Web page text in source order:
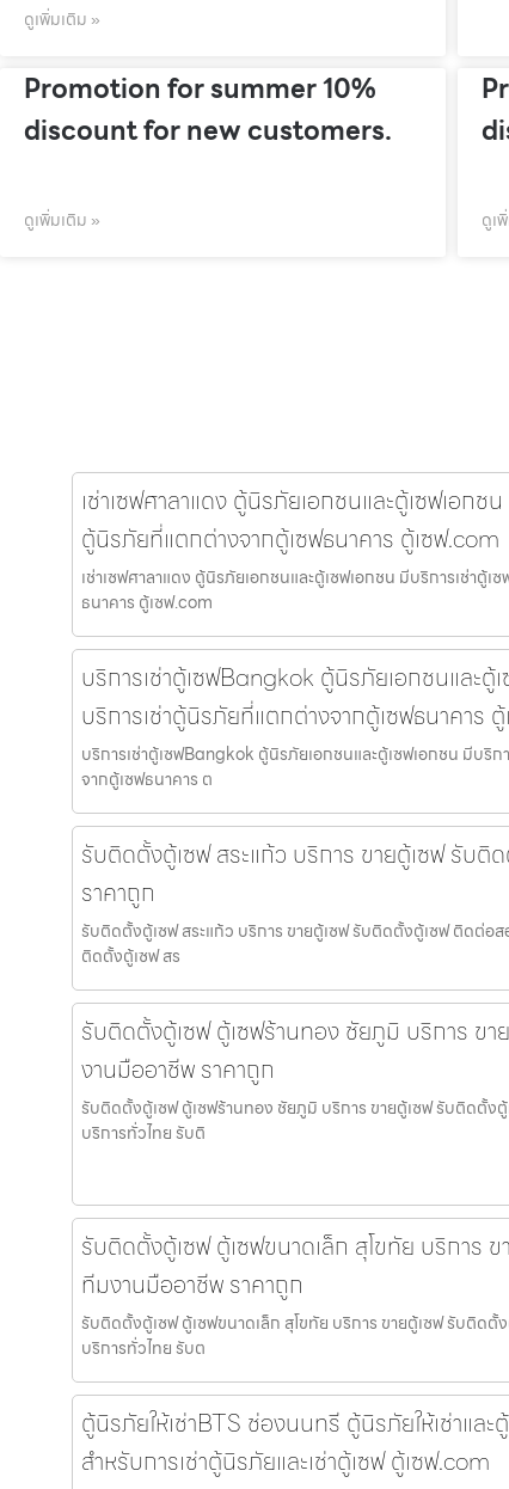
ดูเพิ่มเติม »
Promotion for summer 10%
discount for new customers.
ดูเพิ่มเติม » ดูเ
เช่าเซฟศาลาแดง ตู้นิรภัยเอกชนและตู้เซฟเอกช
ตู้นิรภัยที่แตกต่างจากตู้เซฟธนาคาร ตู้เซฟ.com
เช่าเซฟศาลาแดง ตู้นิรภัยเอกชนและตู้เซฟเอกชน มีบริการเช่าตู้
ธนาคาร ตู้เซฟ.com
บริการเช่าตู้เซฟBangkok ตู้นิรภัยเอกชนและตู้
บริการเช่าตู้นิรภัยที่แตกต่างจากตู้เซฟธนาคาร
บริการเช่าตู้เซฟBangkok ตู้นิรภัยเอกชนและตู้เซฟเอกชน มีบริก
จากตู้เซฟธนาคาร ต
รับติดตั้งตู้เซฟ สระแก้ว บริการ ขายตู้เซฟ รับ
ราคาถูก
รับติดตั้งตู้เซฟ สระแก้ว บริการ ขายตู้เซฟ รับติดตั้งตู้เซฟ ติดต่อ
ติดตั้งตู้เซฟ สร
รับติดตั้งตู้เซฟ ตู้เซฟร้านทอง ชัยภูมิ บริการ ข
งานมืออาชีพ ราคาถูก
รับติดตั้งตู้เซฟ ตู้เซฟร้านทอง ชัยภูมิ บริการ ขายตู้เซฟ รับติดตั้ง
บริการทั่วไทย รับติ
รับติดตั้งตู้เซฟ ตู้เซฟขนาดเล็ก สุโขทัย บริการ
ทีมงานมืออาชีพ ราคาถูก
รับติดตั้งตู้เซฟ ตู้เซฟขนาดเล็ก สุโขทัย บริการ ขายตู้เซฟ รับติด
บริการทั่วไทย รับต
ตู้นิรภัยให้เช่าBTS ช่องนนทรี ตู้นิรภัยให้เช่าและ
สำหรับการเช่าตู้นิรภัยและเช่าตู้เซฟ ตู้เซฟ.com